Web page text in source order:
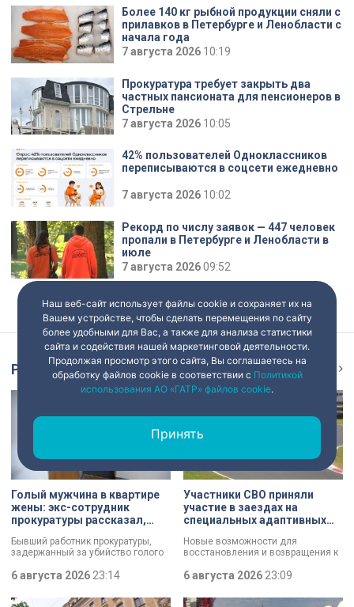
Более 140 кг рыбной продукции сняли с
прилавков в Петербурге и Ленобласти с
начала года
7 августа 2026 10:19
Прокуратура требует закрыть два
частных пансионата для пенсионеров в
Стрельне
7 августа 2026 10:05
42% пользователей Одноклассников
переписываются в соцсети ежедневно
7 августа 2026 10:02
Рекорд по числу заявок — 447 человек
пропали в Петербурге и Ленобласти в
июле
7 августа 202609:52
Репортаж
Голый мужчина в квартире
жены: экс-сотрудник
прокуратуры рассказал,
Бывший работник прокуратуры,
задержанный за убийство голого
которые толкнули его на страшное
вынес мертвеца из дома на улице
6 августа 2026 23:14
Участники СВО приняли
участие в заездах на
специальных адаптивных
Новые возможности для
восстановления и возвращения к
фонда «СВОй дом» в Петербурге
специальной военной операции,
6 августа 2026 23:09
Наш веб-сайт использует файлы cookie и сохраняет их на
Вашем устройстве, чтобы сделать перемещения по сайту
более удобными для Вас, а также для анализа статистики
сайта и содействия нашей маркетинговой деятельности.
Продолжая просмотр этого сайта, Вы соглашаетесь на
обработку файлов cookie в соответствии с Политикой
использования АО «ГАТР» файлов cookie.
Принять